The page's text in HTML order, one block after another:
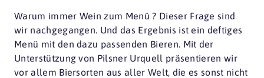
Warum immer Wein zum Menü ? Dieser Frage sind
wir nachgegangen. Und das Ergebnis ist ein deftiges
Menü mit den dazu passenden Bieren. Mit der
Unterstützung von Pilsner Urquell präsentieren wir
vor allem Biersorten aus aller Welt, die es sonst nicht